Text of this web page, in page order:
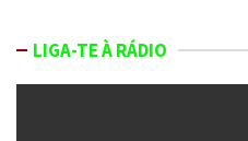
LIGA-TE À RÁDIO